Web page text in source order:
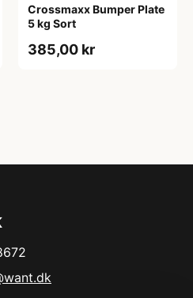
Crossmaxx Bumper Plate
5 kg Sort
385,00 kr